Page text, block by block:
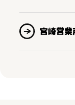
宮崎営